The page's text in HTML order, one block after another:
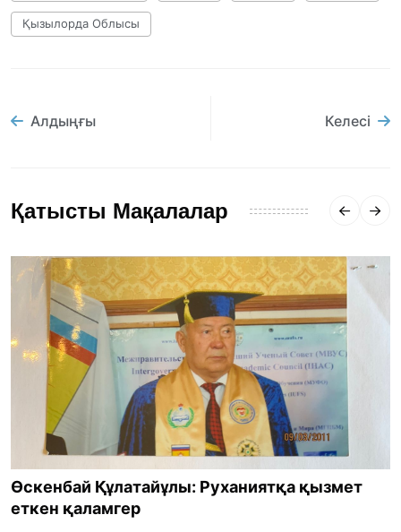
Қызылорда Облысы
Алдыңғы Келесі
Қатысты Мақалалар
Өскенбай Құлатайұлы: Руханиятқа қызмет
еткен қаламгер